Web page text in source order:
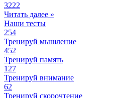
3222
Читать далее »
Наши тесты
254
Тренируй мышление
452
Тренируй память
127
Тренируй внимание
62
Тренируй скорочтение